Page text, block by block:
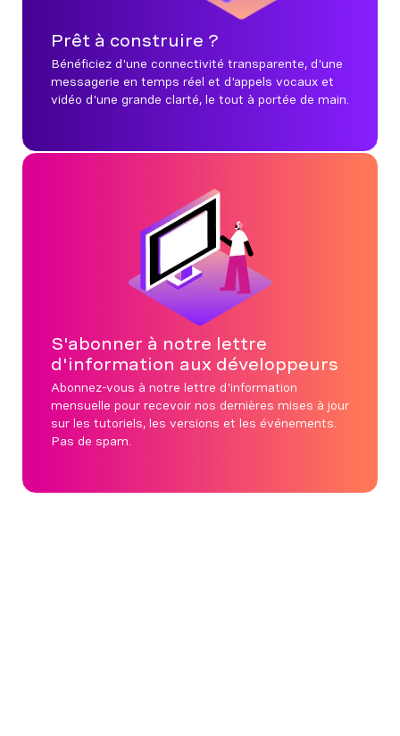
Prêt à construire ?
Bénéficiez d'une connectivité transparente, d'une
messagerie en temps réel et d'appels vocaux et
vidéo d'une grande clarté, le tout à portée de main.
S'abonner à notre lettre
d'information aux développeurs
Abonnez-vous à notre lettre d'information
mensuelle pour recevoir nos dernières mises à jour
sur les tutoriels, les versions et les événements.
Pas de spam.